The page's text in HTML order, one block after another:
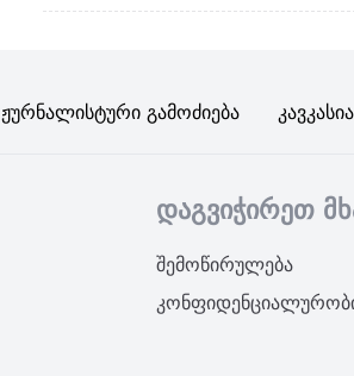
Ჟურნალისტური Გამოძიება Კავკასია
დაგვიჭირეთ
შემოწირულება